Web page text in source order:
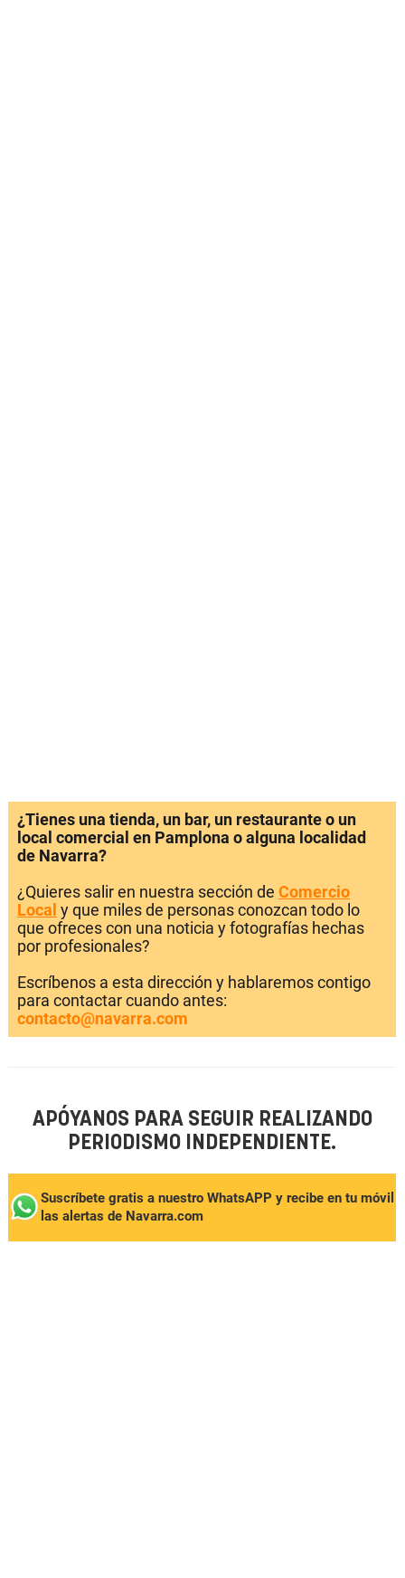
¿Tienes una tienda, un bar, un restaurante o un
local comercial en Pamplona o alguna localidad
de Navarra?
¿Quieres salir en nuestra sección de Comercio
Local y que miles de personas conozcan todo lo
que ofreces con una noticia y fotografías hechas
por profesionales?
Escríbenos a esta dirección y hablaremos contigo
para contactar cuando antes:
contacto@navarra.com
APÓYANOS PARA SEGUIR REALIZANDO
PERIODISMO INDEPENDIENTE.
Suscríbete gratis a nuestro WhatsAPP y recibe en tu móvil
las alertas de Navarra.com